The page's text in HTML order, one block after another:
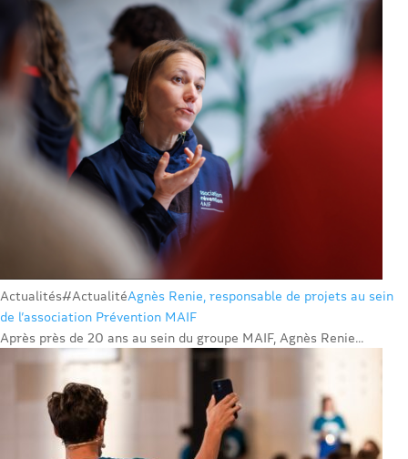
Actualités#ActualitéAgnès Renie, responsable de projets au sein
de l’association Prévention MAIF
Après près de 20 ans au sein du groupe MAIF, Agnès Renie...